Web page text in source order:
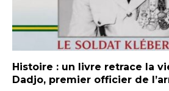
Histoire : un livre retrace la
Dadjo, premier officier de